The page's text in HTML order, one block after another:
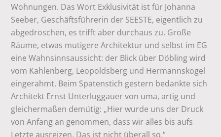
Wohnungen. Das Wort Exklusivität ist für Johanna
Seeber, Geschäftsführerin der SEESTE, eigentlich zu
abgedroschen, es trifft aber durchaus zu. Große
Räume, etwas mutigere Architektur und selbst im EG
eine Wahnsinnsaussicht: der Blick über Döbling wird
vom Kahlenberg, Leopoldsberg und Hermannskogel
eingerahmt. Beim Spatenstich gestern bedankte sich
Architekt Ernst Unterluggauer von uma, artig und
gleichermaßen demütig: „Hier wurde uns der Druck
von Anfang an genommen, dass wir alles bis aufs
Letzte ausreizen. Das ist nicht überall so.“